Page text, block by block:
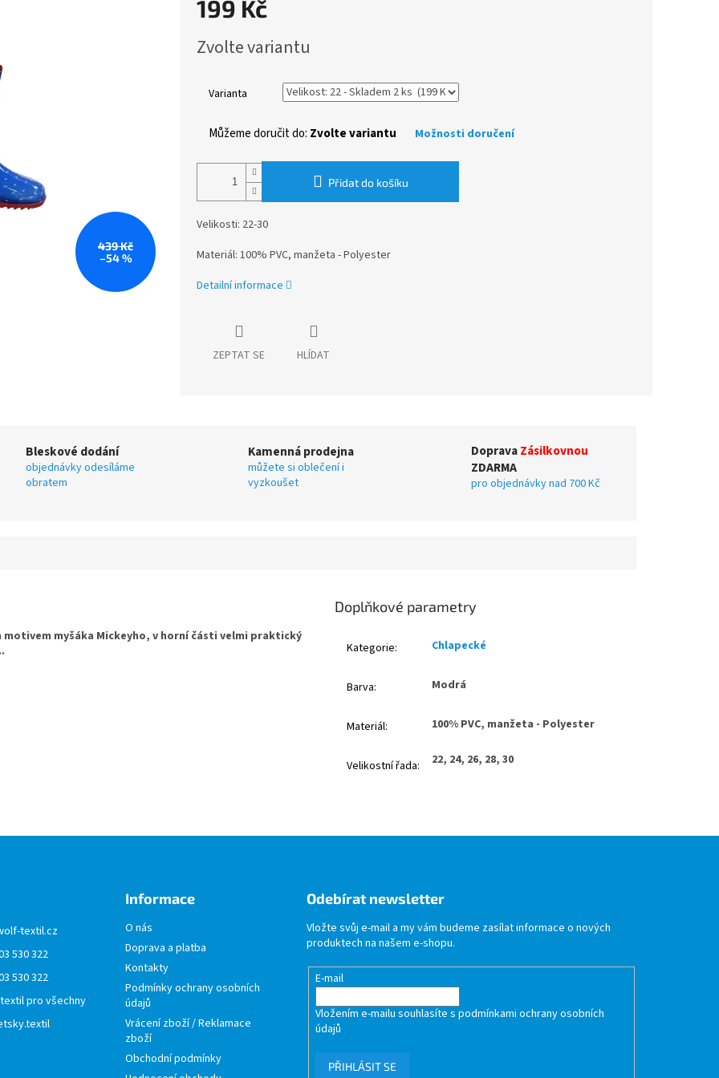
439 Kč
–54 %
199 Kč
cena:
Zvolte variantu
Varianta
Můžeme doručit do: Zvolte variantu Možnosti doručení
Přidat do košíku
Velikosti: 22-30
Materiál: 100% PVC, manžeta - Polyester
Detailní informace
ZEPTAT SE HLÍDAT
Bleskové dodání
objednávky odesíláme
obratem
Kamenná prodejna
můžete si oblečení i
vyzkoušet
DopravaZásilkovnou
ZDARMA
pro objednávky nad 700 Kč
myšáka Mickeyho, v horní části velmi praktický
Doplňkové parametry
Kategorie: Chlapecké
Barva: Modrá
Materiál: 100% PVC, manžeta - Polyester
Velikostní řada: 22, 24, 26, 28, 30
textil.cz
530 322
530 322
pro všechny
Informace
O nás
Doprava a platba
Kontakty
Podmínky ochrany osobních
údajů
Vrácení zboží / Reklamace
zboží
Obchodní podmínky
Odebírat newsletter
Vložte svůj e-mail a my vám budeme zasílat informace o nových
produktech na našem e-shopu.
E-mail
Vložením e-mailu souhlasíte spodmínkami ochrany osobních
údajů
PŘIHLÁSIT SE